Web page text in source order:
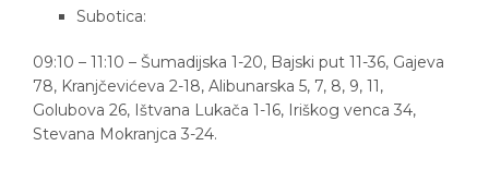
Subotica:
09:10 – 11:10 – Šumadijska 1-20, Bajski put 11-36, Gajeva
78, Kranjčevićeva 2-18, Alibunarska 5, 7, 8, 9, 11,
Golubova 26, Ištvana Lukača 1-16, Iriškog venca 34,
Stevana Mokranjca 3-24.